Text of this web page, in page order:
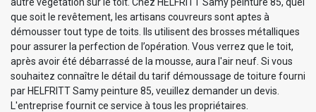
que soit le revêtement, les artisans couvreurs sont aptes à
démousser tout type de toits. Ils utilisent des brosses métalliques
pour assurer la perfection de l’opération. Vous verrez que le toit,
après avoir été débarrassé de la mousse, aura l'air neuf. Si vous
souhaitez connaître le détail du tarif démoussage de toiture fourni
par HELFRITT Samy peinture 85, veuillez demander un devis.
L'entreprise fournit ce service à tous les propriétaires.